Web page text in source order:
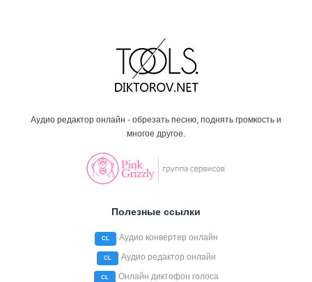
Аудио редактор онлайн - обрезать песню, поднять громкость и
многое другое.
Полезные ссылки
CL Аудио конвертер онлайн
CL Аудио редактор онлайн
CL Онлайн диктофон голоса